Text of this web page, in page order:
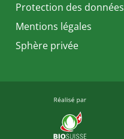
Protection des données
Mentions légales
Sphère privée